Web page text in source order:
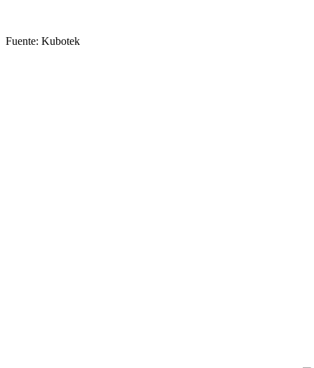
Fuente: Kubotek